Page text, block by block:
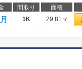
間取り 面積
1K 29.81㎡